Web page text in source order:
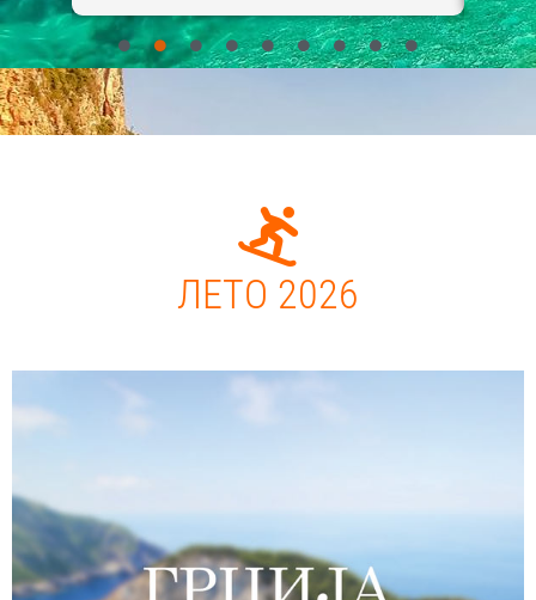
ЛЕТО 2026